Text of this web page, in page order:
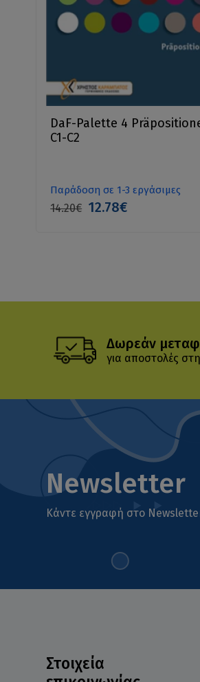
DaF-Palette 4
C1-C2
Παράδοση σε 1-3 εργάσιμες
14.20€ 12.78€
Δωρεάν
για αποστολές
Newsletter
Κάντε εγγραφή στο
Στοιχεία